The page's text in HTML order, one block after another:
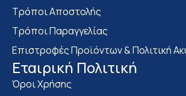
Τρόποι Αποστολής
Τρόποι Παραγγελίας
Επιστροφές Προϊόντων & Πολιτική
Eταιρική Πολιτική
Όροι Χρήσης